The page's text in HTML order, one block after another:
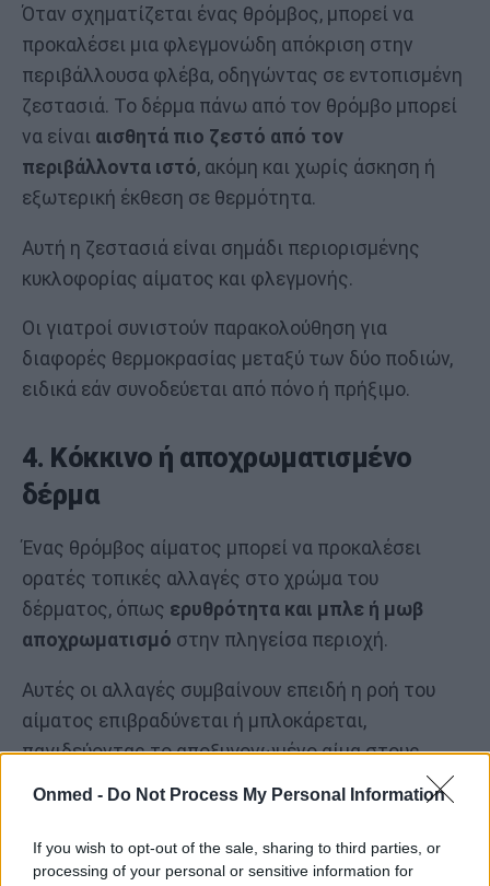
Onmed - Do Not Process My Personal Information
If you wish to opt-out of the sale, sharing to third parties, or
processing of your personal or sensitive information for
Όταν σχηματίζεται ένας θρόμβος, μπορεί να
προκαλέσει μια φλεγμονώδη απόκριση στην
περιβάλλουσα φλέβα, οδηγώντας σε εντοπισμένη
ζεστασιά. Το δέρμα πάνω από τον θρόμβο μπορεί
να είναι αισθητά πιο ζεστό από τον
περιβάλλοντα ιστό, ακόμη και χωρίς άσκηση ή
εξωτερική έκθεση σε θερμότητα.
Αυτή η ζεστασιά είναι σημάδι περιορισμένης
κυκλοφορίας αίματος και φλεγμονής.
Οι γιατροί συνιστούν παρακολούθηση για
διαφορές θερμοκρασίας μεταξύ των δύο ποδιών,
ειδικά εάν συνοδεύεται από πόνο ή πρήξιμο.
4. Κόκκινο ή αποχρωματισμένο
δέρμα
Ένας θρόμβος αίματος μπορεί να προκαλέσει
ορατές τοπικές αλλαγές στο χρώμα του
δέρματος, όπως ερυθρότητα και μπλε ή μωβ
αποχρωματισμό στην πληγείσα περιοχή.
Αυτές οι αλλαγές συμβαίνουν επειδή η ροή του
αίματος επιβραδύνεται ή μπλοκάρεται,
παγιδεύοντας το αποξυγονωμένο αίμα στους
αλλά μπορεί να ενταθεί καθώς ο θρόμβος